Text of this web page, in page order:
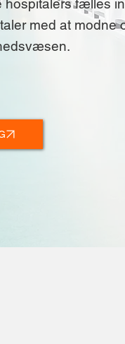
hospitalers fælles
med at